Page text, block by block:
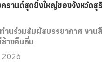
กรานต์สุดยิ่งใหญ่ของจังหวัดสุ
านร่วมสัมผัสบรรยากาศ งาน
ช้างคืนถิ่น
2026